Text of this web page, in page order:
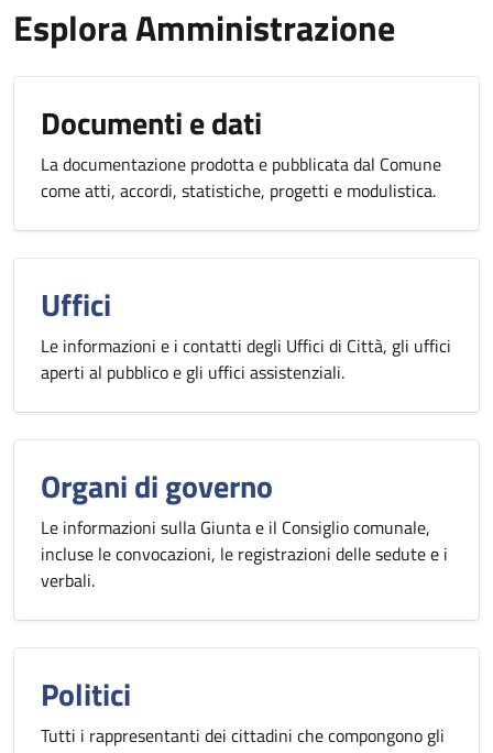
Esplora Amministrazione
Documenti e dati
La documentazione prodotta e pubblicata dal Comune
come atti, accordi, statistiche, progetti e modulistica.
Uffici
Le informazioni e i contatti degli Uffici di Città, gli uffici
aperti al pubblico e gli uffici assistenziali.
Organi di governo
Le informazioni sulla Giunta e il Consiglio comunale,
incluse le convocazioni, le registrazioni delle sedute e i
verbali.
Politici
Tutti i rappresentanti dei cittadini che compongono gli